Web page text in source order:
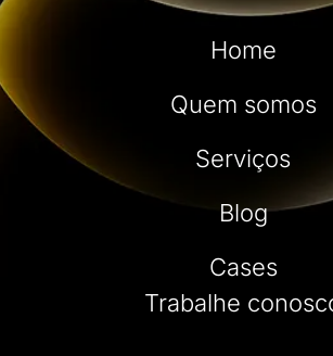
Home
Quem somos
Serviços
Blog
Cases
Trabalhe